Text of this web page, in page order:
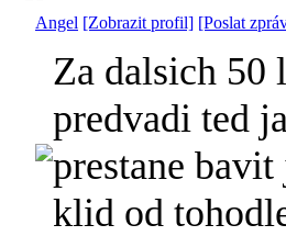
Angel [Zobrazit profil] [Poslat
Za dalsich 50
predvadi ted
prestane
klid od